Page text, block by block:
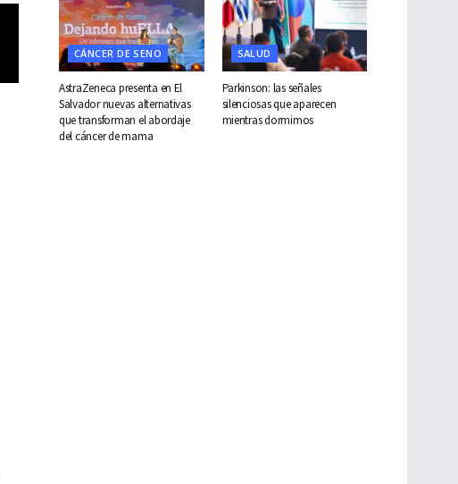
CÁNCER DE SENO
AstraZeneca presenta en El
Salvador nuevas alternativas
que transforman el abordaje
del cáncer de mama
SALUD
Parkinson: las señales
silenciosas que aparecen
mientras dormimos